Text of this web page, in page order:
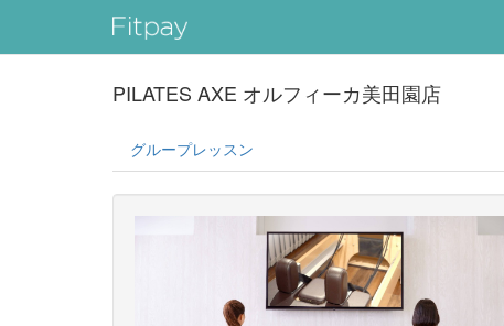
PILATES AXE オルフィーカ美田園店
グループレッスン